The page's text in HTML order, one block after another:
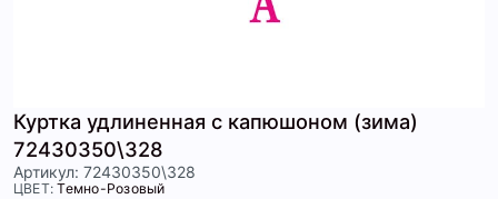
Куртка удлиненная с капюшоном (зима)
72430350\328
Артикул: 72430350\328
ЦВЕТ:Темно-Розовый